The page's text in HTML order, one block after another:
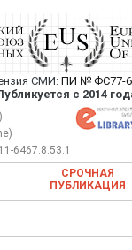
Союз
научных
СМИ: ПИ № ФС77-
с 2014
Ученых —
научном
6467.8.53.1
СРОЧНАЯ
ПУБЛИКАЦИЯ